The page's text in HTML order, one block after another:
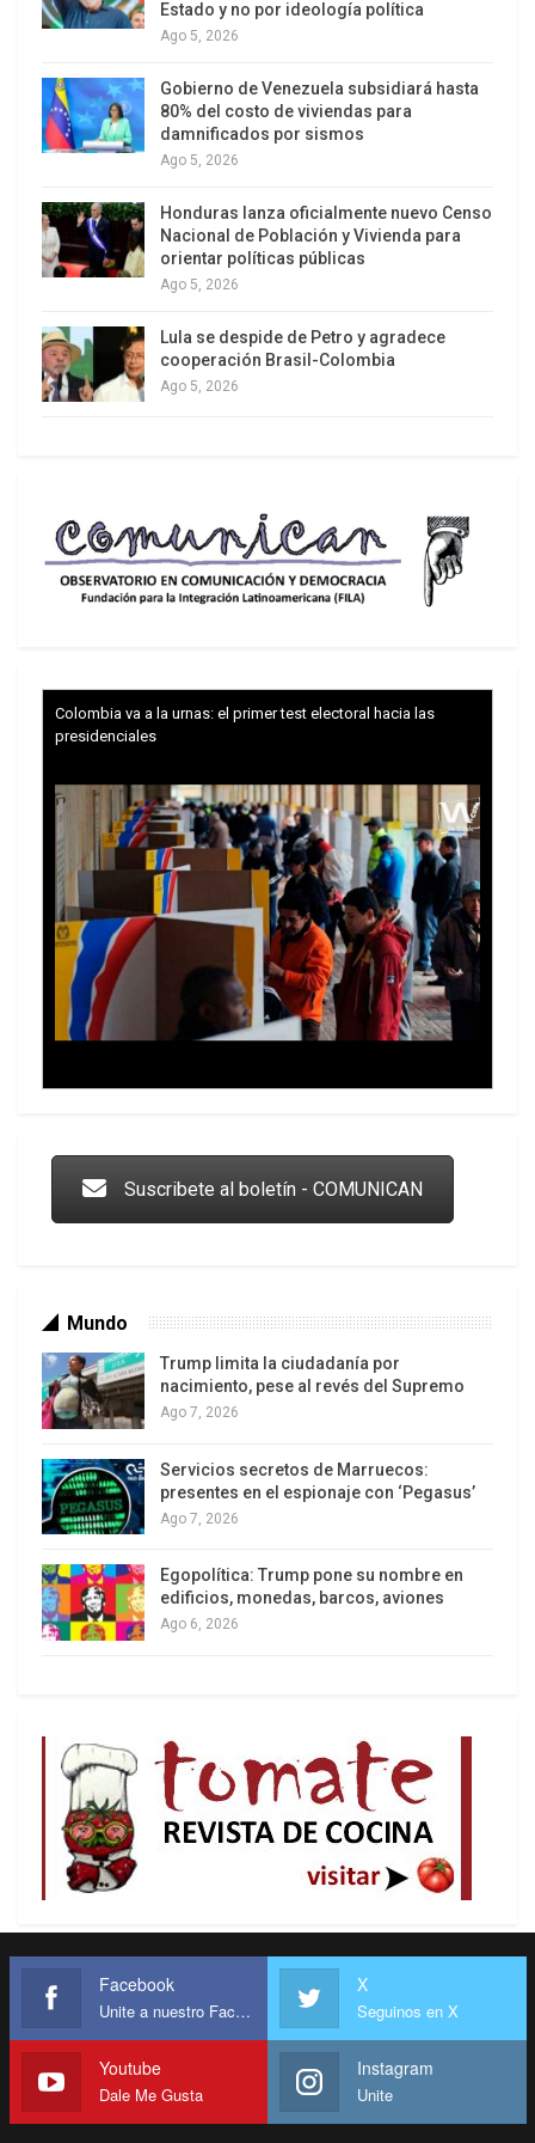
Pese al respaldo mundial a Palestina, Prosor
«decisión equivocada» al pedir su reconocimiento
como Estado observador y que la medida tomada
por la mayoría de las naciones del organismo «no
contribuye a alcanzar la paz».
Los intentos por la creación de dos Estados, para
que de esa manera Palestina cuente con
correspondientes, han sido boicoteados por Tel
Aviv y Estados Unidos, su principal aliado.
Estado y no por ideología política
Ago 5, 2026
Gobierno de Venezuela subsidiará hasta
80% del costo de viviendas para
damnificados por sismos
Ago 5, 2026
Honduras lanza oficialmente nuevo Censo
Nacional de Población y Vivienda para
orientar políticas públicas
Ago 5, 2026
Lula se despide de Petro y agradece
cooperación Brasil-Colombia
Ago 5, 2026
Colombia va a la urnas: el primer test electoral hacia las
presidenciales
Los latinos le van dando la espalda a Trump
Suscribete al boletín - COMUNICAN
Mundo
Trump limita la ciudadanía por
nacimiento, pese al revés del Supremo
Ago 7, 2026
Servicios secretos de Marruecos:
presentes en el espionaje con ‘Pegasus’
Ago 7, 2026
Egopolítica: Trump pone su nombre en
edificios, monedas, barcos, aviones
Ago 6, 2026
Facebook
Unite a nuestro Facebook
X
Seguinos en X
Youtube
Dale Me Gusta
Instagram
Unite